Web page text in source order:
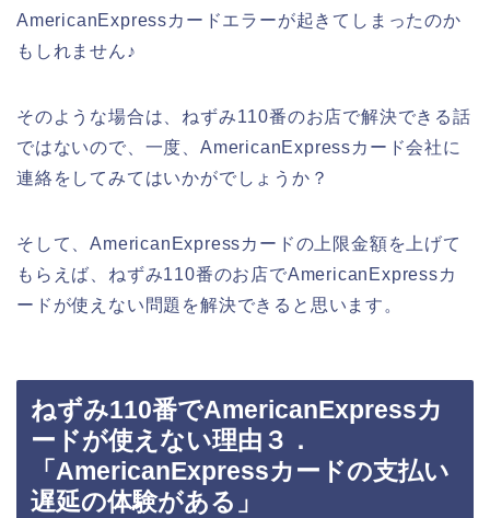
AmericanExpressカードエラーが起きてしまったのか
もしれません♪
そのような場合は、ねずみ110番のお店で解決できる話
ではないので、一度、AmericanExpressカード会社に
連絡をしてみてはいかがでしょうか？
そして、AmericanExpressカードの上限金額を上げて
もらえば、ねずみ110番のお店でAmericanExpressカ
ードが使えない問題を解決できると思います。
ねずみ110番でAmericanExpressカ
ードが使えない理由３．
「AmericanExpressカードの支払い
遅延の体験がある」